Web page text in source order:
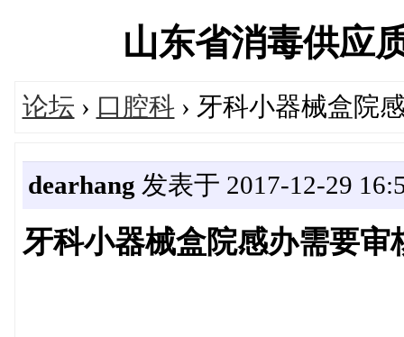
山东省消毒供应
论坛 › 口腔科 › 牙科小器械盒院
dearhang 发表于 2017-12-29
牙科小器械盒院感办需要审